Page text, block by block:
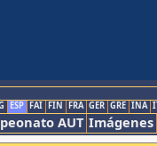
ESP FAI FIN FRA GER GRE INA
AUT Imágenes